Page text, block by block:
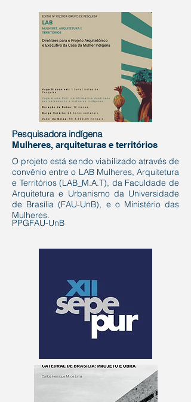
Pesquisadora indígena
Mulheres, arquiteturas e territórios
O projeto está sendo viabilizado através de
convênio entre o LAB Mulheres, Arquitetura
e Territórios (LAB_M.A.T), da Faculdade de
Arquitetura e Urbanismo da Universidade
de Brasília (FAU-UnB), e o Ministério das
Mulheres.
PPGFAU-UnB